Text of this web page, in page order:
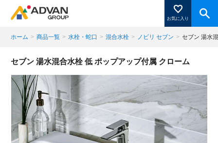
お気に入り
商品ページにある「お気に入り登録」を押すと登録した
商品がここに表示されます。
閉じる
ホーム > 商品一覧 > 水栓・蛇口 > 混合水栓 > ノビリ セブン > セブン 湯水
セブン 湯水混合水栓 低 ポップアップ付属 クローム